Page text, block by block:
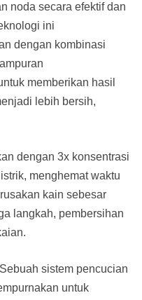
noda secara efektif dan
ini
dengan kombinasi
memberikan hasil
lebih bersih,
dengan 3x konsentrasi
menghemat waktu
kain sebesar
langkah, pembersihan
sistem pencucian
untuk